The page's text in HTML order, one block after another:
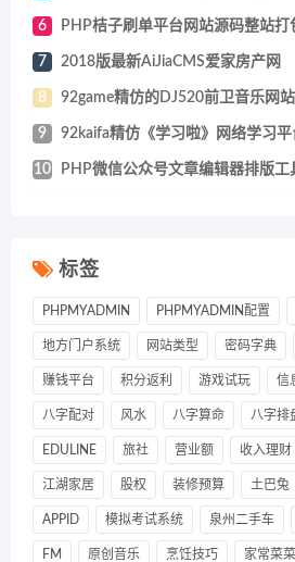
6 PHP桔子刷单平台网站源码整站打
7 2018版最新AiJiaCMS爱家房产网
8 92game精仿的DJ520前卫音乐网站
9 92kaifa精仿《学习啦》网络学习平
10 PHP微信公众号文章编辑器排版工
标签
PHPMYADMIN PHPMYADMIN配置
地方门户系统 网站类型 密码字典
赚钱平台 积分返利 游戏试玩 信
八字配对 风水 八字算命 八字排
EDULINE 旅社 营业额 收入理财
江湖家居 股权 装修预算 土巴兔
APPID 模拟考试系统 泉州二手车
FM 原创音乐 烹饪技巧 家常菜